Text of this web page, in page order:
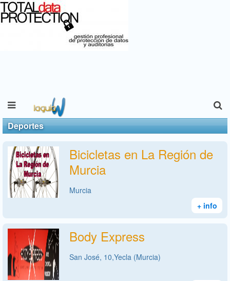
Deportes
Bicicletas en La Región de
Murcia
Murcia
+ info
Body Express
San José, 10,Yecla (Murcia)